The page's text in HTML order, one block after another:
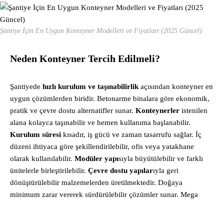
Şantiye İçin En Uygun Konteyner Modelleri ve Fiyatları (2025 Güncel)
Neden Konteyner Tercih Edilmeli?
Şantiyede hızlı kurulum ve taşınabilirlik açısından konteyner en
uygun çözümlerden biridir. Betonarme binalara göre ekonomik,
pratik ve çevre dostu alternatifler sunar. Konteynerler istenilen
alana kolayca taşınabilir ve hemen kullanıma başlanabilir.
Kurulum süresi kısadır, iş gücü ve zaman tasarrufu sağlar. İç
düzeni ihtiyaca göre şekillendirilebilir, ofis veya yatakhane
olarak kullanılabilir. Modüler yapısıyla büyütülebilir ve farklı
ünitelerle birleştirilebilir. Çevre dostu yapılarıyla geri
dönüştürülebilir malzemelerden üretilmektedir. Doğaya
minimum zarar vererek sürdürülebilir çözümler sunar. Mega